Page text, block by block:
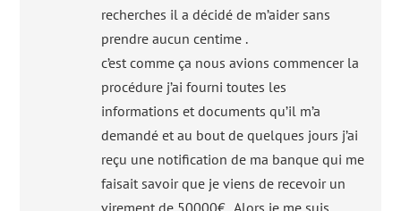
recherches il a décidé de m’aider sans
prendre aucun centime .
c’est comme ça nous avions commencer la
procédure j’ai fourni toutes les
informations et documents qu’il m’a
demandé et au bout de quelques jours j’ai
reçu une notification de ma banque qui me
faisait savoir que je viens de recevoir un
virement de 50000€ . Alors je me suis